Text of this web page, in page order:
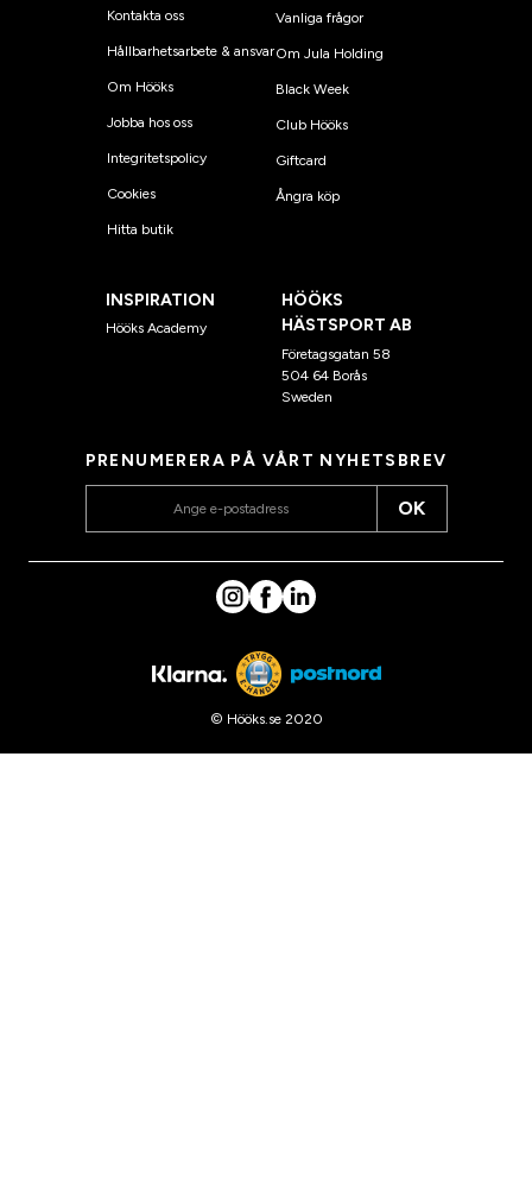
Kontakta oss
Hållbarhetsarbete & ansvar
Om Hööks
Jobba hos oss
Integritetspolicy
Cookies
Hitta butik
Vanliga frågor
Om Jula Holding
Black Week
Club Hööks
Giftcard
Ångra köp
INSPIRATION
Hööks Academy
HÖÖKS
HÄSTSPORT AB
Företagsgatan 58
504 64 Borås
Sweden
PRENUMERERA PÅ VÅRT NYHETSBREV
OK
© Hööks.se 2020